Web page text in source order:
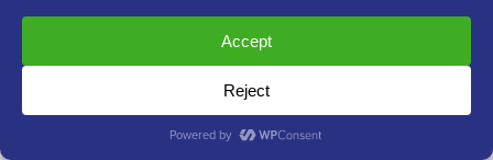
è un moderno tema WordPress polivalente
per siti web aziendali. Viene fornito con il supporto